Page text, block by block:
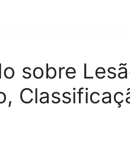
sobre